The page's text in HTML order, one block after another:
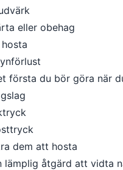
eller obehag
första du bör göra när
dem att hosta
lämplig åtgärd att vidta